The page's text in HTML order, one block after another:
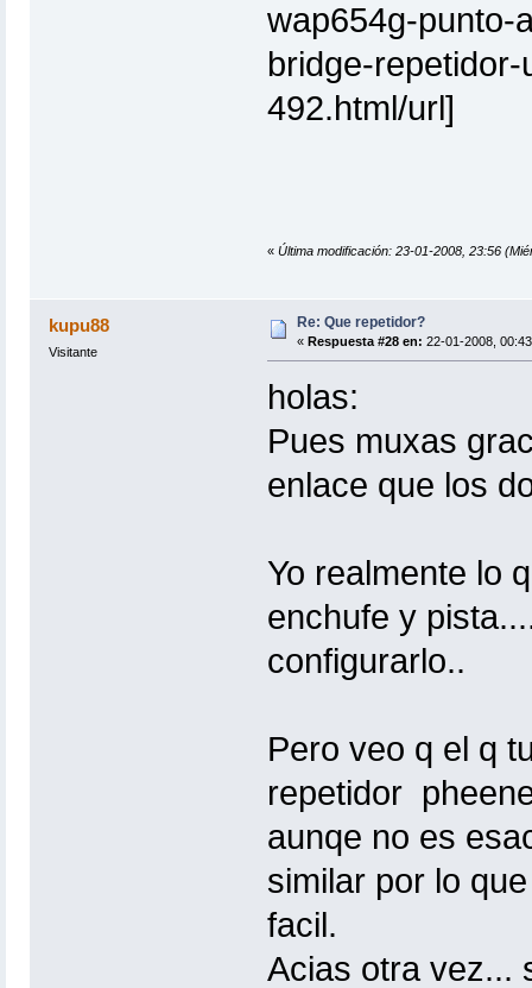
wap654g-punto-
bridge-
492.html/url]
« Última modificación: 23-01-2008, 23:56
kupu88
Visitante
Re: Que repetidor?
« Respuesta #28 en: 22-01-2008,
holas:
Pues muxas
enlace que los
Yo realmente lo
enchufe y
configurarlo..
Pero veo q el q
repetidor
aunqe no es
similar por lo
facil.
Acias otra vez...